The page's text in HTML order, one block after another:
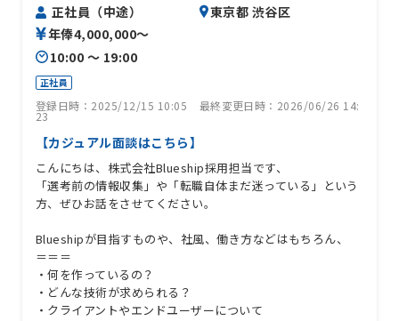
正社員（中途）
年俸4,000,000〜
10:00 〜 19:00
東京都 渋谷区
正社員
登録日時：2025/12/15 10:05 最終変更日時：2026/06/26 14:
23
【カジュアル面談はこちら】
こんにちは、株式会社Blueship採用担当です、
「選考前の情報収集」や「転職自体まだ迷っている」という
方、ぜひお話をさせてください。
Blueshipが目指すものや、社風、働き方などはもちろん、
＝＝＝
・何を作っているの？
・どんな技術が求められる？
・クライアントやエンドユーザーについて